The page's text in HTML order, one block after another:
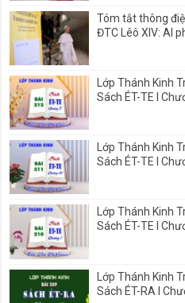
Tóm tắt thông
ĐTC Lêô XIV: AI
Lớp Thánh Kinh
Sách ÉT-TE I
Lớp Thánh Kinh
Sách ÉT-TE I
Lớp Thánh Kinh
Sách ÉT-TE I
Lớp Thánh Kinh
Sách ÉT-RA I